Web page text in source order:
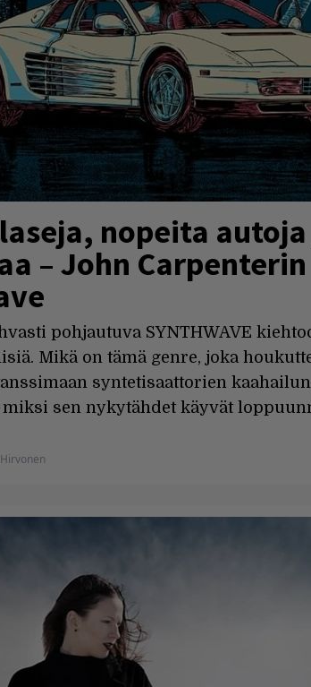
nopeita autoja
– John
pohjautuva SYNTHWAVE
Mikä on tämä genre, joka
syntetisaattorien
miksi sen nykytähdet käyvät